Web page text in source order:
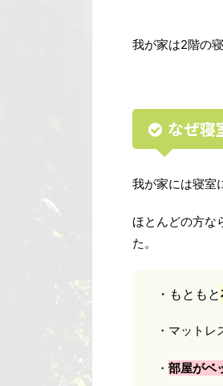
我が家は2階の
なぜ寝
我が家には寝室
ほとんどの方な
た。
・もともと
・マットレ
・ 部屋がベ